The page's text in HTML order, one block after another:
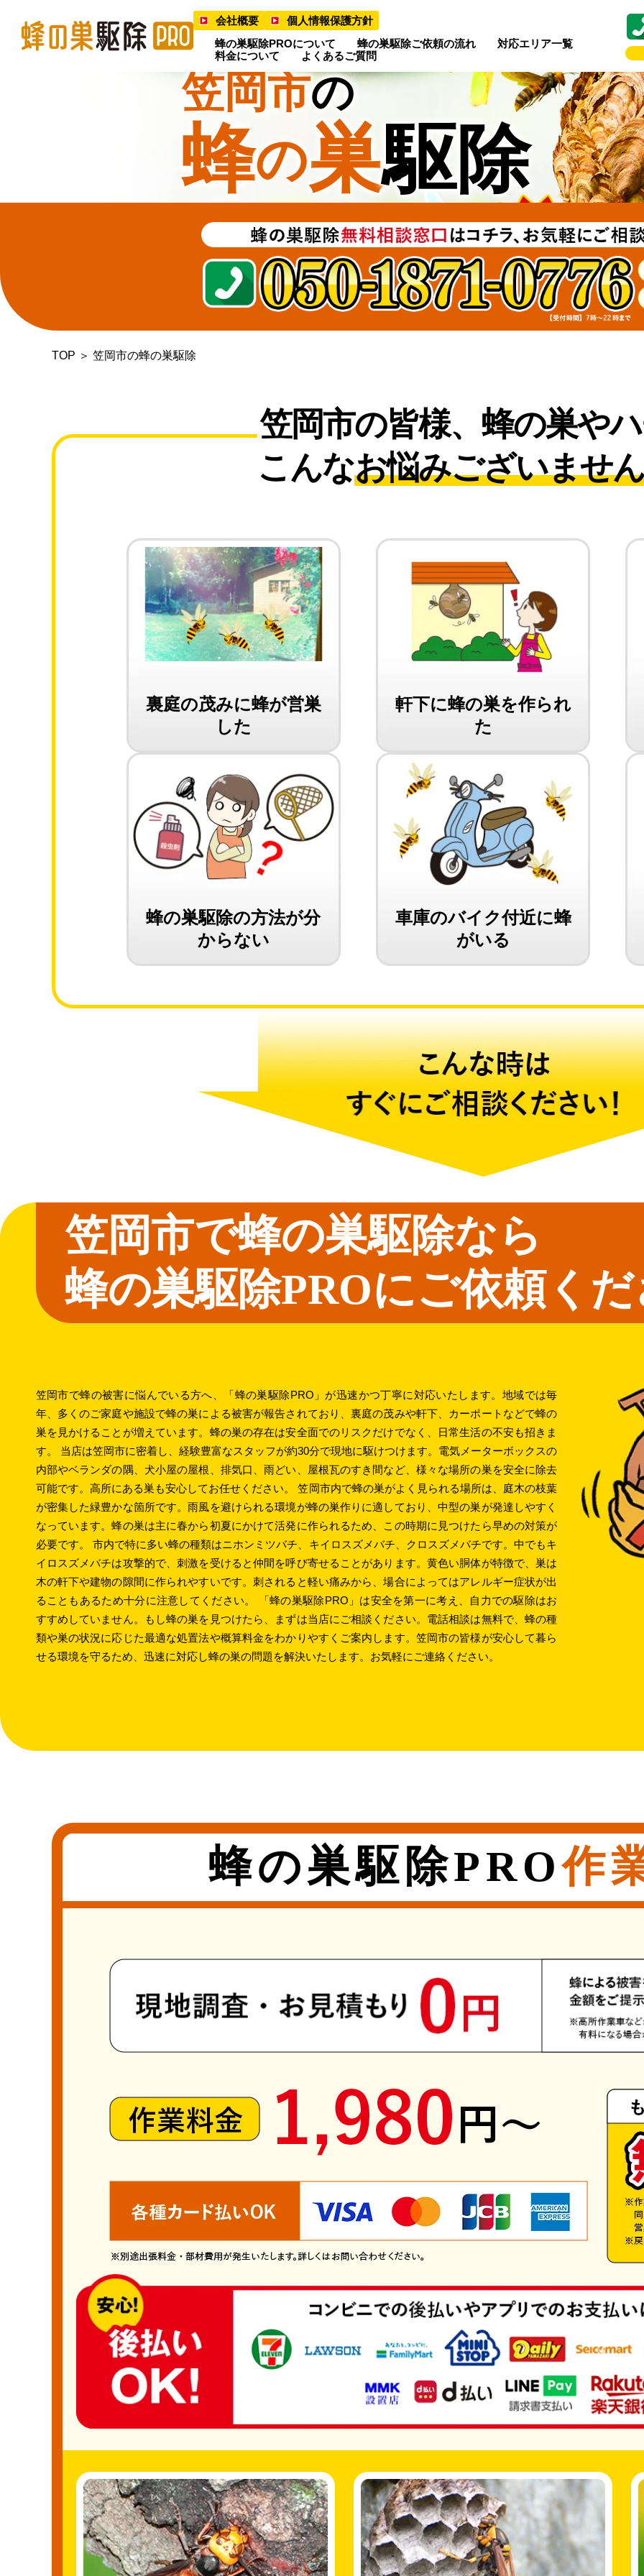
会社概要
個人情報保護方針
蜂の巣駆除PROについて
蜂の巣駆除ご依頼の流れ
対応エリア一覧
料金について
よくあるご質問
笠岡市の
蜂の巣駆除
TOP ＞ 笠岡市の蜂の巣駆除
笠岡市の皆様、 蜂の巣や
こんなお悩みございませ
裏庭の茂みに蜂が営巣
した
軒下に蜂の巣を作られ
た
蜂の巣駆除の方法が分
からない
車庫のバイク付近に蜂
がいる
笠岡市で蜂の巣駆除なら
蜂の巣駆除PROにご依頼く
笠岡市で蜂の被害に悩んでいる方へ、「蜂の巣駆除PRO」が迅速かつ丁寧に対応いたします。地域では毎
年、多くのご家庭や施設で蜂の巣による被害が報告されており、裏庭の茂みや軒下、カーポートなどで蜂の
巣を見かけることが増えています。蜂の巣の存在は安全面でのリスクだけでなく、日常生活の不安も招きま
す。 当店は笠岡市に密着し、経験豊富なスタッフが約30分で現地に駆けつけます。電気メーターボックスの
内部やベランダの隅、犬小屋の屋根、排気口、雨どい、屋根瓦のすき間など、様々な場所の巣を安全に除去
可能です。高所にある巣も安心してお任せください。 笠岡市内で蜂の巣がよく見られる場所は、庭木の枝葉
が密集した緑豊かな箇所です。雨風を避けられる環境が蜂の巣作りに適しており、中型の巣が発達しやすく
なっています。蜂の巣は主に春から初夏にかけて活発に作られるため、この時期に見つけたら早めの対策が
必要です。 市内で特に多い蜂の種類はニホンミツバチ、キイロスズメバチ、クロスズメバチです。中でもキ
イロスズメバチは攻撃的で、刺激を受けると仲間を呼び寄せることがあります。黄色い胴体が特徴で、巣は
木の軒下や建物の隙間に作られやすいです。刺されると軽い痛みから、場合によってはアレルギー症状が出
ることもあるため十分に注意してください。 「蜂の巣駆除PRO」は安全を第一に考え、自力での駆除はお
すすめしていません。もし蜂の巣を見つけたら、まずは当店にご相談ください。電話相談は無料で、蜂の種
類や巣の状況に応じた最適な処置法や概算料金をわかりやすくご案内します。笠岡市の皆様が安心して暮ら
せる環境を守るため、迅速に対応し蜂の巣の問題を解決いたします。お気軽にご連絡ください。
蜂の巣駆除PRO作